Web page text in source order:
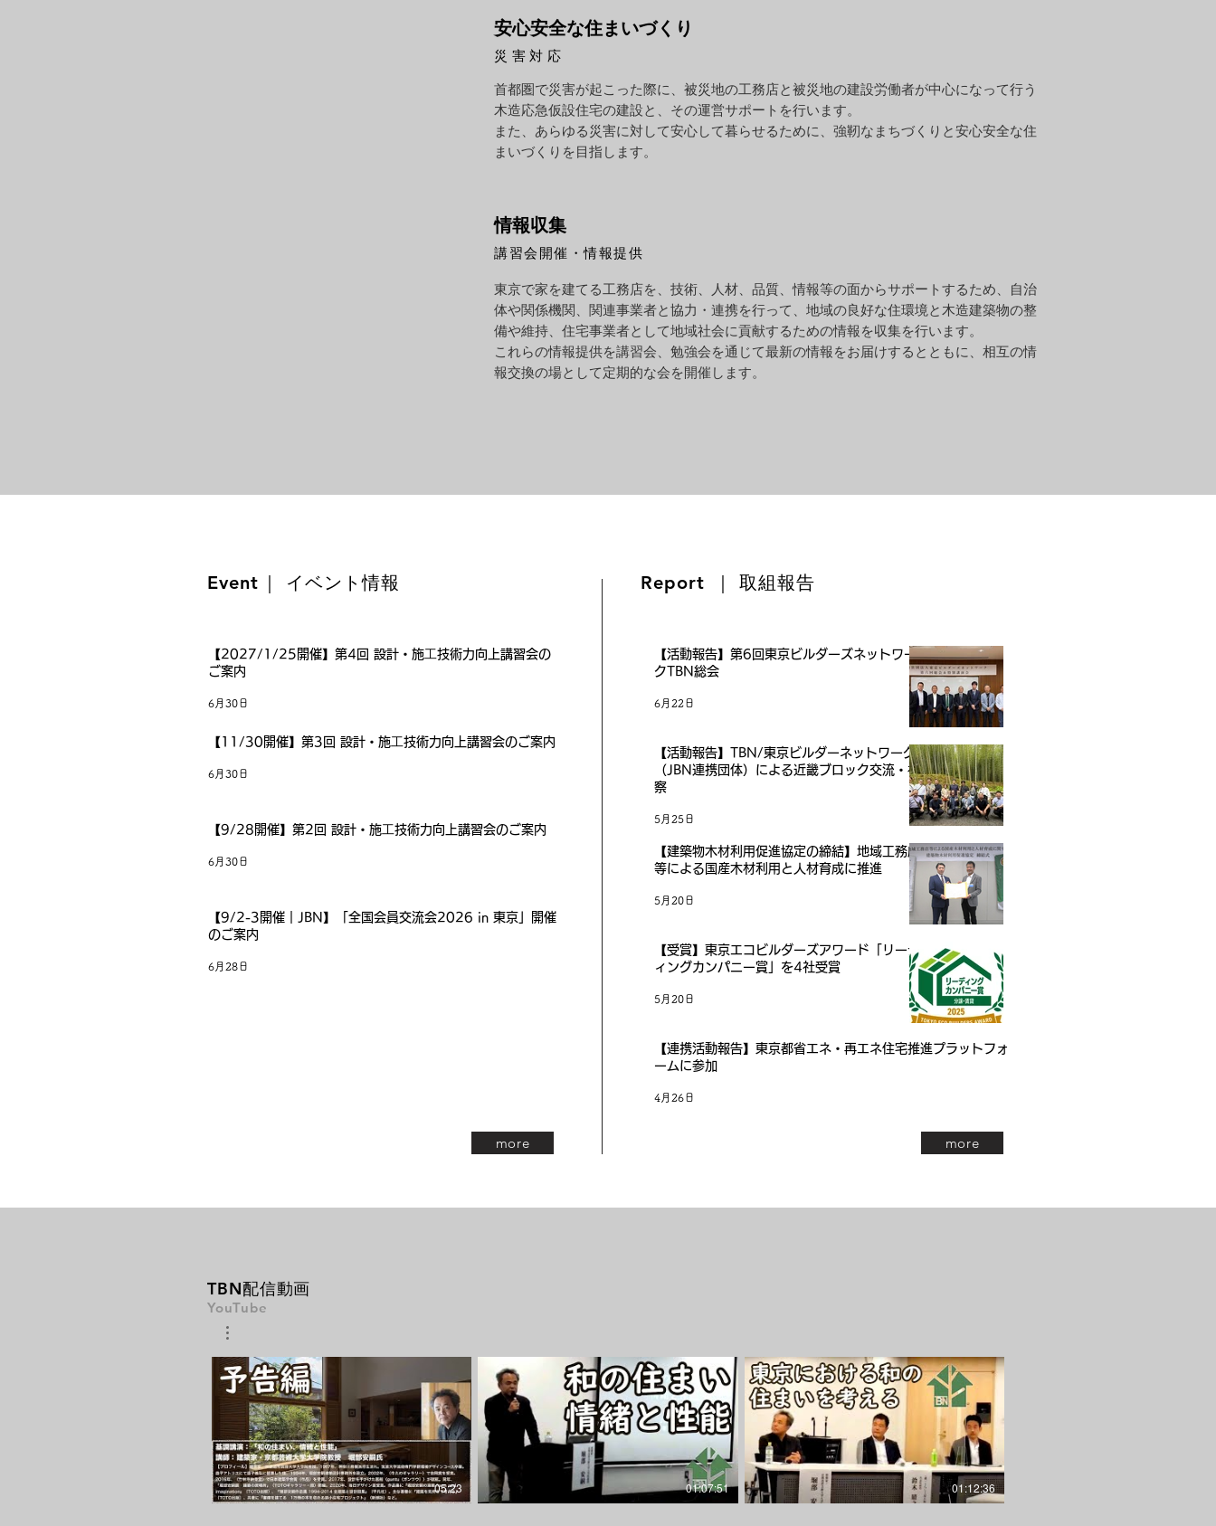
安心安全な住まいづくり
災害対応
首都圏で災害が起こった際に、被災地の工務店と被災地の建設労働者が中心になって行う
木造応急仮設住宅の建設と、その運営サポートを行います。
また、あらゆる災害に対して安心して暮らせるために、強靭なまちづくりと安心安全な住
まいづくりを目指します。
情報収集
講習会開催・情報提供
東京で家を建てる工務店を、技術、人材、品質、情報等の面からサポートするため、自治
体や関係機関、関連事業者と協力・連携を行って、地域の良好な住環境と木造建築物の整
備や維持、住宅事業者として地域社会に貢献するための情報を収集を行います。
これらの情報提供を講習会、勉強会を通じて最新の情報をお届けするとともに、相互の情
報交換の場として定期的な会を開催します。
​Event ｜ イベント情報
【2027/1/25開催】第4回 設計・施⼯技術力向上講習会の
ご案内
6月30日
【11/30開催】第3回 設計・施⼯技術力向上講習会のご案内
6月30日
【9/28開催】第2回 設計・施⼯技術力向上講習会のご案内
6月30日
【9/2-3開催｜JBN】「全国会員交流会2026 in 東京」開催
のご案内
6月28日
more
｜ 取組報告
​Report
【活動報告】第6回東京ビルダーズネットワー
クTBN総会
6月22日
【活動報告】TBN/東京ビルダーネットワーク
（JBN連携団体）による近畿ブロック交流・視
察
5月25日
【建築物木材利用促進協定の締結】地域工務店
等による国産木材利用と人材育成に推進
5月20日
【受賞】東京エコビルダーズアワード「リーデ
ィングカンパニー賞」を4社受賞
5月20日
【連携活動報告】東京都省エネ・再エネ住宅推進プラットフォ
ームに参加
4月26日
more
05:23 01:07:51 01:12:36
​TBN配信動画
YouTube